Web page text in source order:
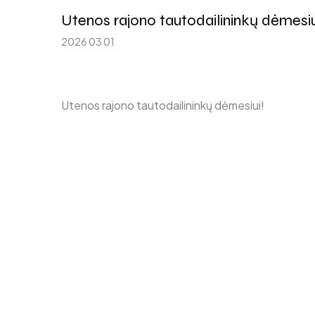
Utenos rajono tautodailininkų
2026 03 01
Utenos rajono tautodailininkų dėmesiui!